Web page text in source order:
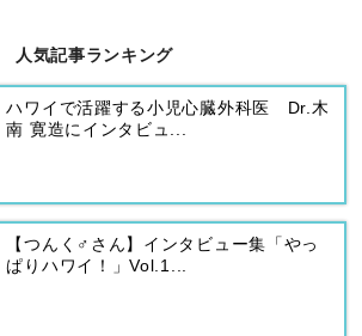
人気記事ランキング
ハワイで活躍する小児心臓外科医 Dr.木
南 寛造にインタビュ...
【つんく♂さん】インタビュー集「やっ
ぱりハワイ！」Vol.1...